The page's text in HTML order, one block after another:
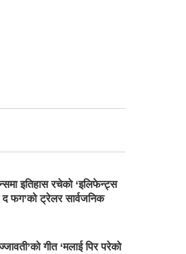
इतिहास रचेको ‘इलिफेन्ट्स
फग’को ट्रेलर सार्वजनिक
गीत ‘मलाई पिर परेको